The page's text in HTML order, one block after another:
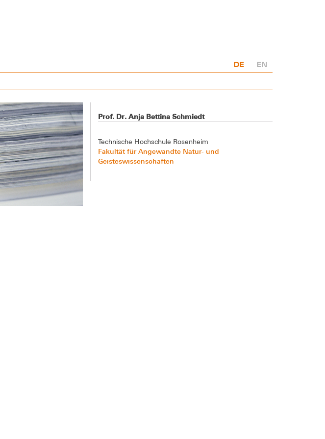
DE EN
Prof. Dr. Anja Bettina Schmiedt
Technische Hochschule Rosenheim
Fakultät für Angewandte Natur- und
Geisteswissenschaften